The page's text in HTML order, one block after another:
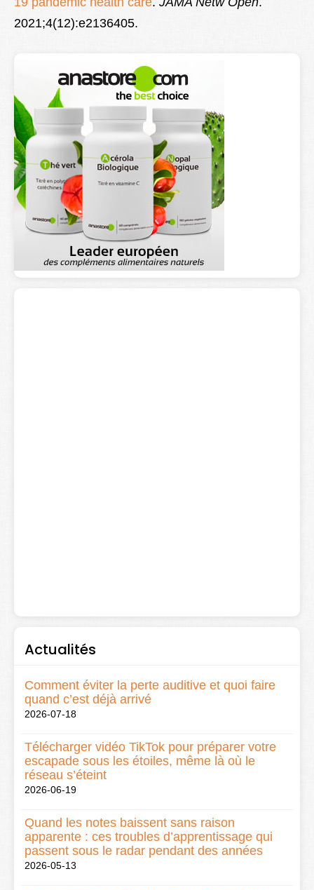
2021;4(12):e2136405.
Actualités
Comment éviter la perte auditive et quoi faire
quand c’est déjà arrivé
2026-07-18
Télécharger vidéo TikTok pour préparer votre
escapade sous les étoiles, même là où le
réseau s’éteint
2026-06-19
Quand les notes baissent sans raison
apparente : ces troubles d’apprentissage qui
passent sous le radar pendant des années
2026-05-13